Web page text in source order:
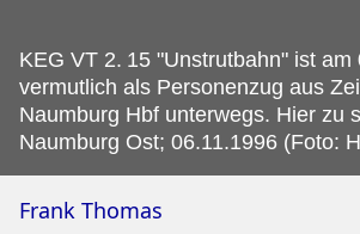
KEG VT 2. 15 "Unstrutbahn" ist am
vermutlich als Personenzug aus
Naumburg Hbf unterwegs. Hier zu
Naumburg Ost; 06.11.1996 (Foto:
Frank Thomas